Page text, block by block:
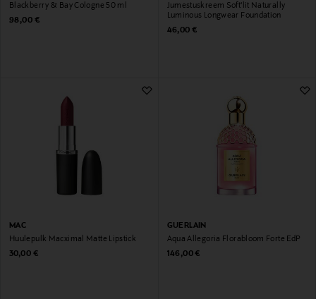
Blackberry & Bay Cologne 50 ml
Original Price
98,00 €
Jumestuskreem Soft'lit Naturally
Luminous Longwear Foundation
Original Price
46,00 €
MAC
Huulepulk Macximal Matte Lipstick
Original Price
30,00 €
GUERLAIN
Aqua Allegoria Florabloom Forte EdP
Original Price
146,00 €